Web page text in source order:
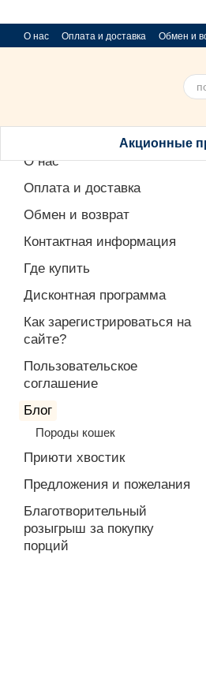
О нас Оплата и доставка Обмен и
Акционные
О нас
Оплата и доставка
Обмен и возврат
Контактная информация
Где купить
Дисконтная программа
Как зарегистрироваться на
сайте?
Пользовательское
соглашение
Блог
Породы кошек
Приюти хвостик
Предложения и пожелания
Благотворительный
розыгрыш за покупку
порций